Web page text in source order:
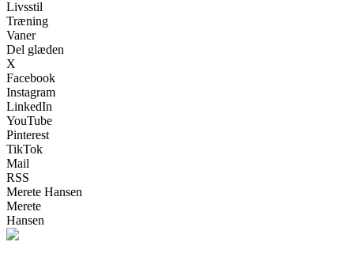
Livsstil
Træning
Vaner
Del glæden
X
Facebook
Instagram
LinkedIn
YouTube
Pinterest
TikTok
Mail
RSS
Merete Hansen
Merete
Hansen